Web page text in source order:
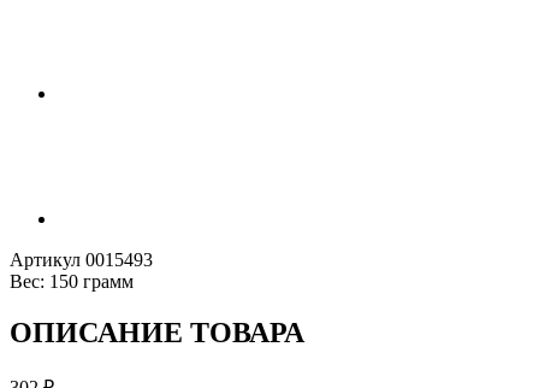
Артикул 0015493
Вес: 150 грамм
ОПИСАНИЕ ТОВАРА